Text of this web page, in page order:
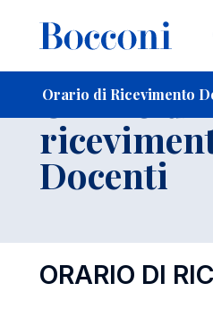
Orario di Ricevimento
-
Orario di
Docenti
ORARIO DI